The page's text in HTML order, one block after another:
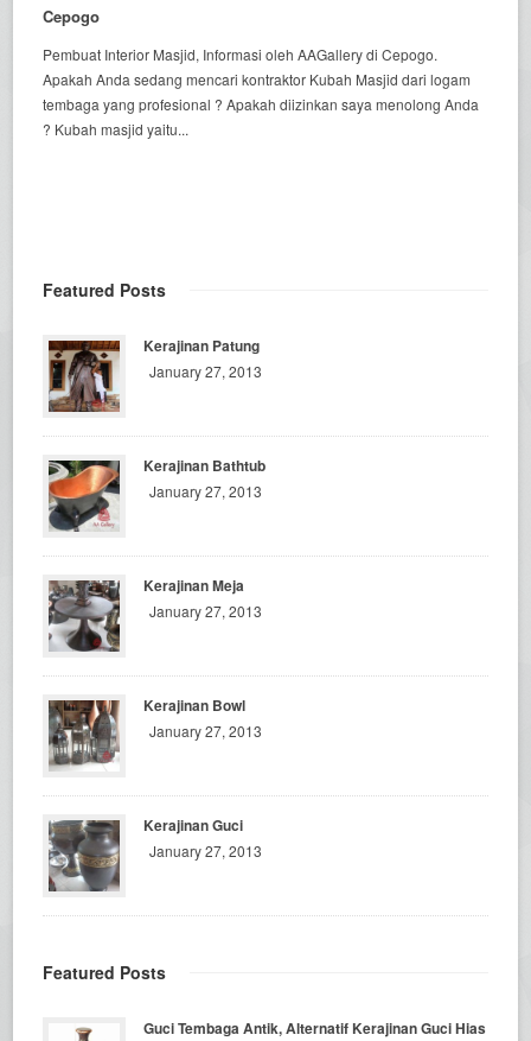
Cepogo
Pembuat Interior Masjid, Informasi oleh AAGallery di Cepogo.
Apakah Anda sedang mencari kontraktor Kubah Masjid dari logam
tembaga yang profesional ? Apakah diizinkan saya menolong Anda
? Kubah masjid yaitu...
Featured Posts
Kerajinan Patung
January 27, 2013
Kerajinan Bathtub
January 27, 2013
Kerajinan Meja
January 27, 2013
Kerajinan Bowl
January 27, 2013
Kerajinan Guci
January 27, 2013
Featured Posts
Guci Tembaga Antik, Alternatif Kerajinan Guci Hias